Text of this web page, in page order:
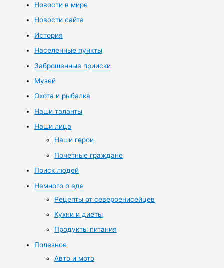
Новости в мире
Новости сайта
История
Населенные пункты
Заброшенные прииски
Музей
Охота и рыбалка
Наши таланты
Наши лица
Наши герои
Почетные граждане
Поиск людей
Немного о еде
Рецепты от североенисейцев
Кухни и диеты
Продукты питания
Полезное
Авто и мото